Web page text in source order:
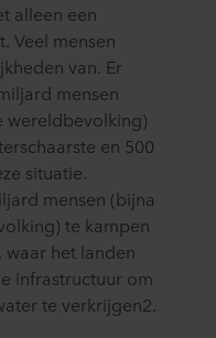
alleen een
Veel mensen
van. Er
mensen
wereldbevolking)
en 500
situatie.
mensen (bijna
te kampen
het landen
infrastructuur om
te verkrijgen2.